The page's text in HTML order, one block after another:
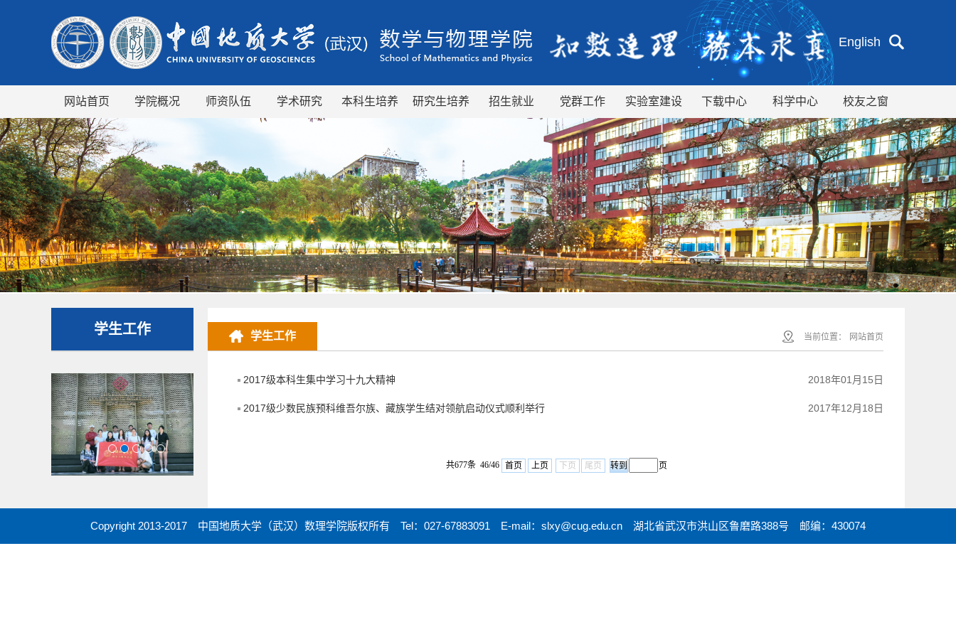
English
网站首页 学院概况 师资队伍 学术研究 本科生培养 研究生培养 招生就业 党群工作 实验室建设 下载中心 科学中心 校友之窗
学生工作
1 2 3 4 5
学生工作 当前位置： 网站首页
2017级本科生集中学习十九大精神 2018年01月15日
2017级少数民族预科维吾尔族、藏族学生结对领航启动仪式顺利举行 2017年12月18日
共677条 46/46 首页 上页 下页 尾页 页
Copyright 2013-2017 中国地质大学（武汉）数理学院版权所有 Tel：027-67883091 E-mail：slxy@cug.edu.cn 湖北省武汉市洪山区鲁磨路388号 邮编：430074